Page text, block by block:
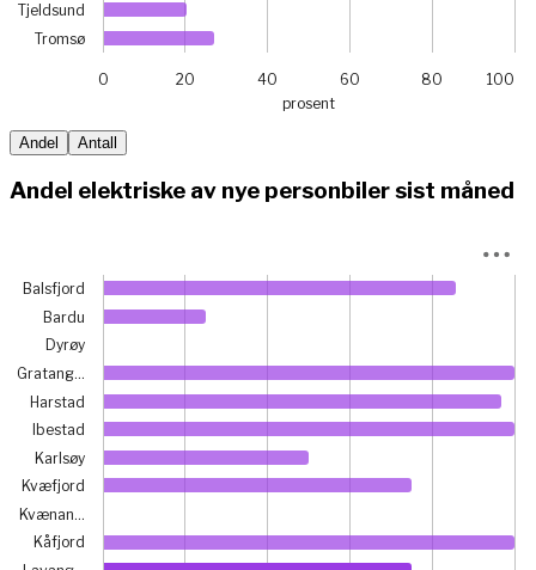
prosent
Tjeldsund
Tromsø
0 20 40 60 80 100
End of interactive chart.
Andel Antall
Andel elektriske av nye personbiler sist måned
Bar chart with 21 bars.
View as data table, Chart
The chart has 1 X axis displaying categories.
The chart has 1 Y axis displaying prosent. Data ranges
Balsfjord
Bardu
Dyrøy
Gratang…
Harstad
Ibestad
Karlsøy
Kvæfjord
Kvænan…
Kåfjord